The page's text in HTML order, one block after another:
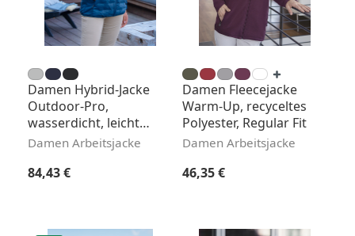
Damen Hybrid-Jacke
Outdoor-Pro,
wasserdicht, leicht
tailliert
Damen Arbeitsjacke
Regulärer Preis:
84,43 €
Damen Fleecejacke
Warm-Up, recyceltes
Polyester, Regular Fit
Damen Arbeitsjacke
Regulärer Preis:
46,35 €